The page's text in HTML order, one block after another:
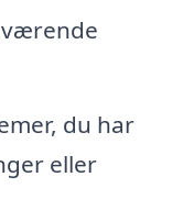
du har
eller